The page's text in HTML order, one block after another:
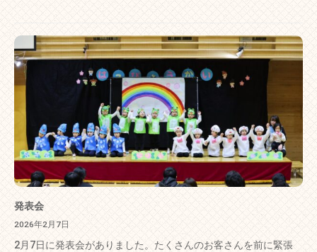
発表会
2026年2月7日
2月7日に発表会がありました。たくさんのお客さんを前に緊張